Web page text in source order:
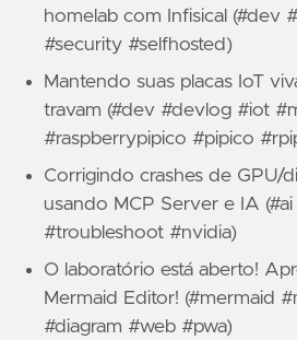
homelab com Infisical (#dev
#security #selfhosted)
Mantendo suas placas IoT
travam (#dev #devlog #iot
#raspberrypipico #pipico
Corrigindo crashes de GPU/
usando MCP Server e IA
#troubleshoot #nvidia)
O laboratório está aberto!
Mermaid Editor! (#mermaid
#diagram #web #pwa)